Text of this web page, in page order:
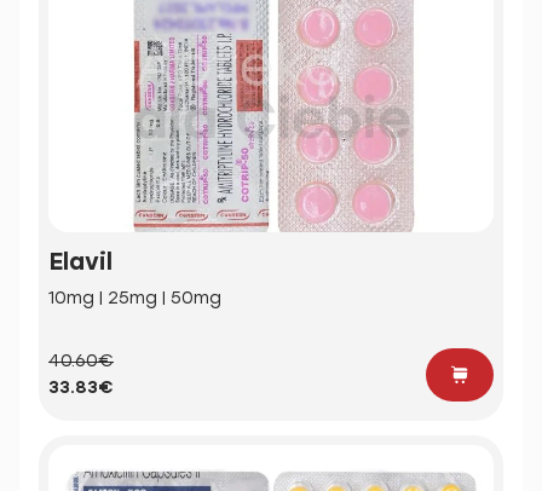
Elavil
10mg | 25mg | 50mg
40.60€
33.83€